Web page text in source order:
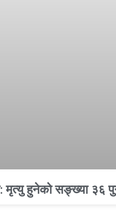
मृत्यु हुनेको सङ्ख्या ३६